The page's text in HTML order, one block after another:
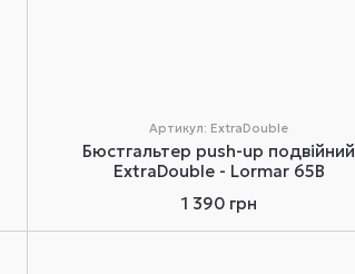
Артикул: ExtraDouble
Бюстгальтер push-up подвійний
ExtraDouble - Lormar 65B
1 390 грн